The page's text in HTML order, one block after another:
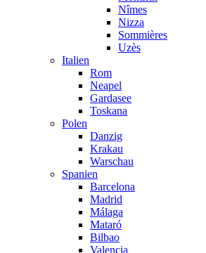
Nîmes
Nizza
Sommières
Uzès
Italien
Rom
Neapel
Gardasee
Toskana
Polen
Danzig
Krakau
Warschau
Spanien
Barcelona
Madrid
Málaga
Mataró
Bilbao
Valencia